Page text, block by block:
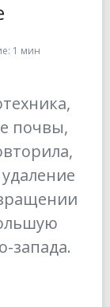
1 мин
почвы,
запада.